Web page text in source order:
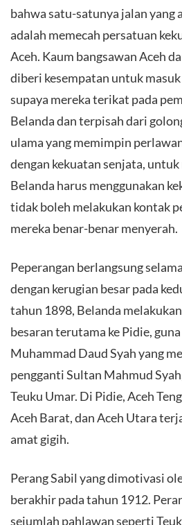
bahwa satu-satunya jalan yang
adalah memecah persatuan
Aceh. Kaum bangsawan Aceh
diberi kesempatan untuk
supaya mereka terikat pada
Belanda dan terpisah dari
ulama yang memimpin
dengan kekuatan senjata, untuk
Belanda harus menggunakan
tidak boleh melakukan kontak
mereka benar-benar menyerah.
Peperangan berlangsung
dengan kerugian besar pada
tahun 1898, Belanda
besaran terutama ke Pidie,
Muhammad Daud Syah yang
pengganti Sultan Mahmud
Teuku Umar. Di Pidie, Aceh
Aceh Barat, dan Aceh Utara
amat gigih.
Perang Sabil yang dimotivasi
berakhir pada tahun 1912.
sejumlah pahlawan seperti